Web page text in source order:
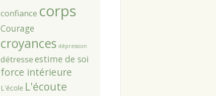
confiance corps
Courage
croyances dépression
détresseestime de soi
force intérieure
L'école L'écoute